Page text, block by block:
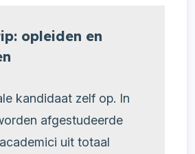
opleiden en
kandidaat zelf op. In
afgestudeerde
academici uit totaal